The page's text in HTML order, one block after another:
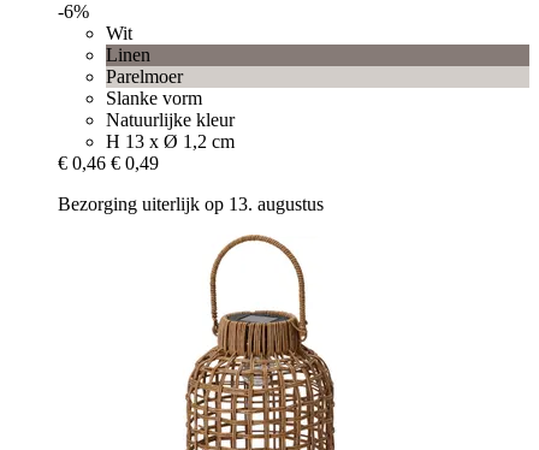
-6%
Wit
Linen
Parelmoer
Slanke vorm
Natuurlijke kleur
H 13 x Ø 1,2 cm
€ 0,46 € 0,49
Bezorging uiterlijk op 13. augustus